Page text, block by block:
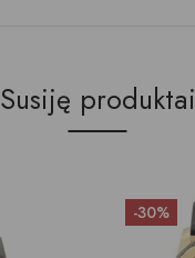
Susiję produktai
-30%